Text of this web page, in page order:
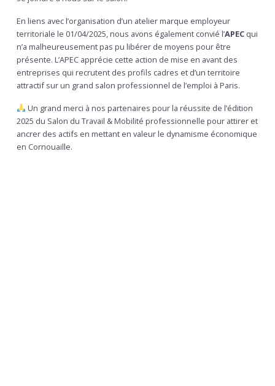
En liens avec l’organisation d’un atelier marque employeur
territoriale le 01/04/2025, nous avons également convié l’APEC qui
n’a malheureusement pas pu libérer de moyens pour être
présente. L’APEC apprécie cette action de mise en avant des
entreprises qui recrutent des profils cadres et d’un territoire
attractif sur un grand salon professionnel de l’emploi à Paris.
Un grand merci à nos partenaires pour la réussite de l’édition
2025 du Salon du Travail & Mobilité professionnelle pour attirer et
ancrer des actifs en mettant en valeur le dynamisme économique
en Cornouaille.